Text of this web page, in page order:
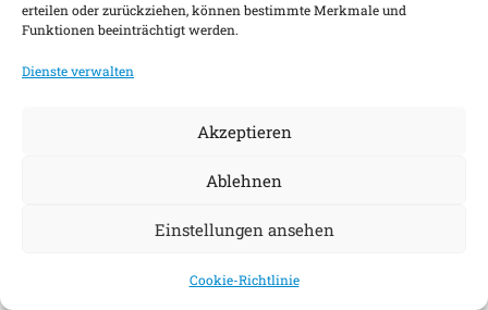
erteilen oder zurückziehen, können bestimmte Merkmale und
Funktionen beeinträchtigt werden.
Dienste verwalten
Akzeptieren
Ablehnen
Einstellungen ansehen
Cookie-Richtlinie